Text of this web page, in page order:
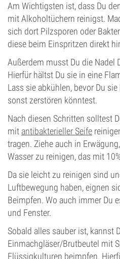
Am Wichtigsten ist, dass Du
mit Alkoholtüchern reinigst.
sich dort Pilzsporen oder
diese beim Einspritzen direkt
Außerdem musst Du die Nadel
Hierfür hältst Du sie in eine
Lass sie abkühlen, bevor Du
sonst zerstören könntest.
Nach diesen Schritten solltest
mit antibakterieller Seife
tragen. Ziehe auch in
Wasser zu reinigen, das mit
Da sie leicht zu reinigen sind
Luftbewegung haben, eignen
Beimpfen. Wo auch immer Du
und Fenster.
Sobald alles sauber ist, kannst
Einmachgläser/Brutbeutel mit
Flüssigkulturen beimpfen.